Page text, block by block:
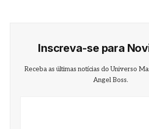
Inscreva-se para
Receba as últimas notícias do Universo
Angel Boss.